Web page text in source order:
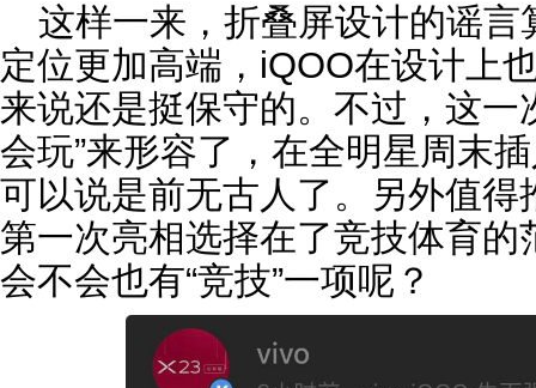
这样一来，折叠屏设计的谣
定位更加高端，iQOO在设计上
来说还是挺保守的。不过，这一
会玩”来形容了，在全明星周末
可以说是前无古人了。另外值
第一次亮相选择在了竞技体育
会不会也有“竞技”一项呢？